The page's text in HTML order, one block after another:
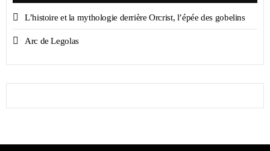
L’histoire et la mythologie derrière Orcrist, l’épée des gobelins
Arc de Legolas